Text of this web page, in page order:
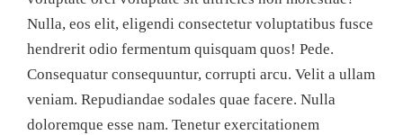
Nulla, eos elit, eligendi consectetur voluptatibus fusce
hendrerit odio fermentum quisquam quos! Pede.
Consequatur consequuntur, corrupti arcu. Velit a ullam
veniam. Repudiandae sodales quae facere. Nulla
doloremque esse nam. Tenetur exercitationem